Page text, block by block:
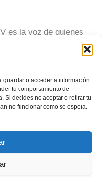
guardar o acceder a información
tu comportamiento de
Si decides no aceptar o retirar tu
no funcionar como se espera.
es la voz de quienes
y participativo.
con la
de noticias claras,